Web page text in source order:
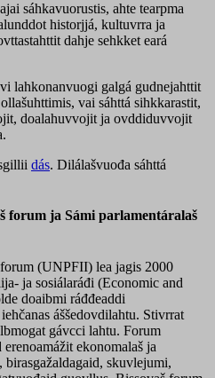
sáhkavuorustis, ahte tearpma
historjjá, kultuvrra ja
dahje sehkket eará
lahkonanvuogi galgá gudnejahttit
vai sáhttá sihkkarastit,
doalahuvvojit ja ovddiduvvojit
dás. Dilálašvuođa sáhttá
forum ja Sámi parlamentáralaš
(UNPFII) lea jagis 2000
ja sosiálaráđi (Economic and
doaibmi ráđđeaddi
áššedovdilahtu. Stivrrat
gávcci lahtu. Forum
ekonomalaš ja
birasgažaldagaid, skuvlejumi,